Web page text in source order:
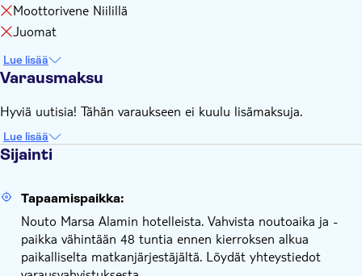
Moottorivene Niilillä
Juomat
Lue lisää
Varausmaksu
Hyviä uutisia! Tähän varaukseen ei kuulu lisämaksuja.
Lue lisää
Sijainti
Tapaamispaikka:
Nouto Marsa Alamin hotelleista. Vahvista noutoaika ja -
paikka vähintään 48 tuntia ennen kierroksen alkua
paikalliselta matkanjärjestäjältä. Löydät yhteystiedot